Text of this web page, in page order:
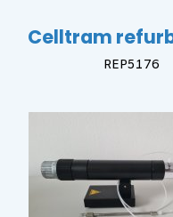
Celltram
REP5176